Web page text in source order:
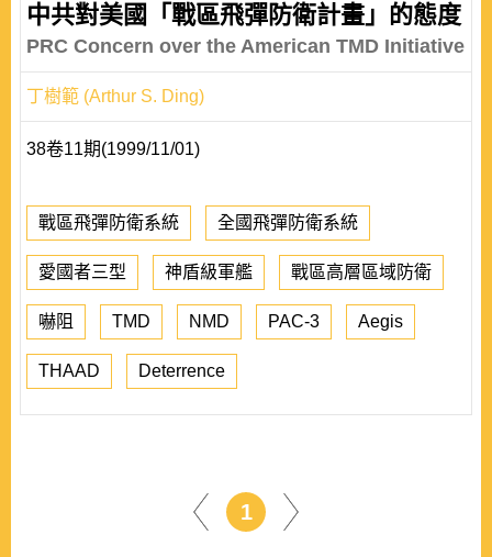
中共對美國「戰區飛彈防衛計畫」的態度
PRC Concern over the American TMD Initiative
丁樹範 (Arthur S. Ding)
38卷11期(1999/11/01)
戰區飛彈防衛系統 全國飛彈防衛系統
愛國者三型 神盾級軍艦 戰區高層區域防衛
嚇阻 TMD NMD PAC-3 Aegis
THAAD Deterrence
1